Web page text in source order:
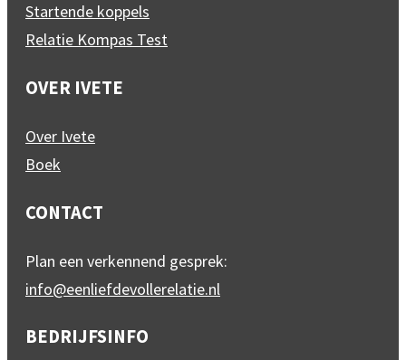
Startende koppels
Relatie Kompas Test
OVER IVETE
Over Ivete
Boek
CONTACT
Plan een verkennend gesprek:
info@eenliefdevollerelatie.nl
BEDRIJFSINFO